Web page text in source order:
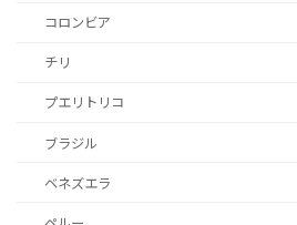
コロンビア
チリ
プエリトリコ
ブラジル
ベネズエラ